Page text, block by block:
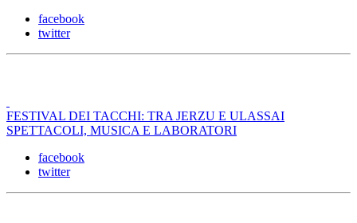
facebook
twitter
FESTIVAL DEI TACCHI: TRA JERZU E ULASSAI
SPETTACOLI, MUSICA E LABORATORI
facebook
twitter